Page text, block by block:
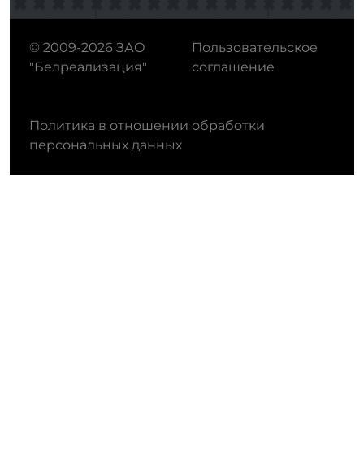
© 2009-2026 ЗАО
"Белреализация"
Пользовательское
соглашение
Политика в отношении обработки
персональных данных